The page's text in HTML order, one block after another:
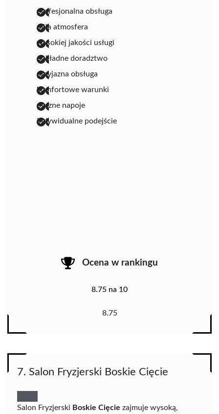
profesjonalna obsługa
miła atmosfera
wysokiej jakości usługi
dokładne doradztwo
przyjazna obsługa
komfortowe warunki
pyszne napoje
indywidualne podejście
Ocena w rankingu
8.75 na 10
8.75
7. Salon Fryzjerski Boskie Cięcie
Salon Fryzjerski Boskie Cięcie zajmuje wysoką,